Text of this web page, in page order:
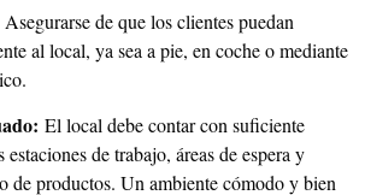
Asegurarse de que los clientes puedan
al local, ya sea a pie, en coche o mediante
El local debe contar con suficiente
estaciones de trabajo, áreas de espera y
de productos. Un ambiente cómodo y bien